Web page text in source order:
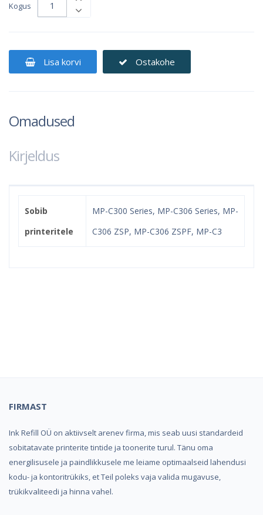
Kogus
Lisa korvi Ostakohe
Omadused
Kirjeldus
Sobib
printeritele
MP-C300 Series, MP-C306 Series, MP-
C306 ZSP, MP-C306 ZSPF, MP-C3
FIRMAST
Ink Refill OÜ on aktiivselt arenev firma, mis seab uusi standardeid
sobitatavate printerite tintide ja toonerite turul. Tänu oma
energilisusele ja paindlikkusele me leiame optimaalseid lahendusi
kodu- ja kontoritrükiks, et Teil poleks vaja valida mugavuse,
trükikvaliteedi ja hinna vahel.